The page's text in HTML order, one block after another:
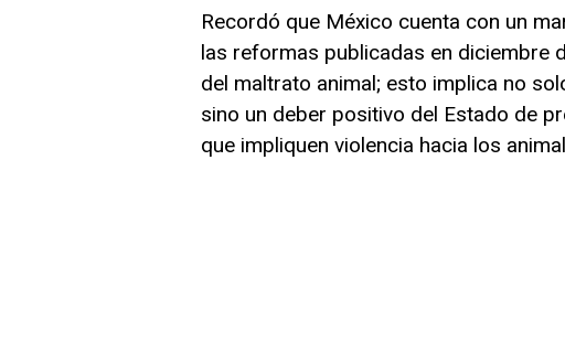
Recordó que México cuenta con un
las reformas publicadas en diciembre
del maltrato animal; esto implica no
sino un deber positivo del Estado de
que impliquen violencia hacia los